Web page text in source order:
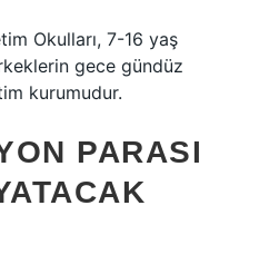
Okulları, 7-16 yaş
gece gündüz
kurumudur.
PARASI